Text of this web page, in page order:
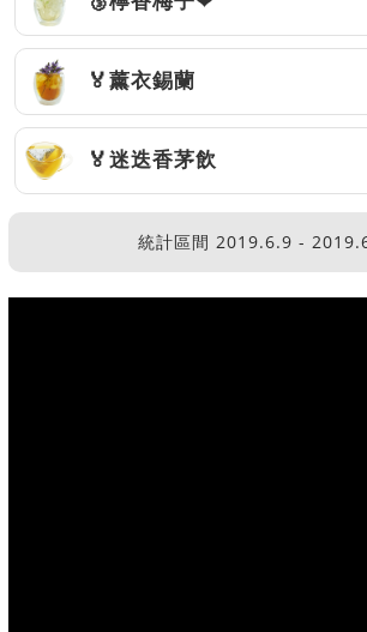
🏅薰衣錫蘭
🏅迷迭香茅飲
統計區間 2019.6.9 -